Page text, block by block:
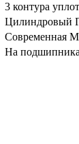
3 контура
Цилиндровый
Современная
На